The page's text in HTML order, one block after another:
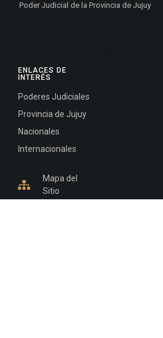
ENLACES DE
INTERÉS
Poderes Judiciales
Provincia de Jujuy
Nacionales
Internacionales
Mapa del
Sitio
Poder Judicial de la Provincia de Jujuy